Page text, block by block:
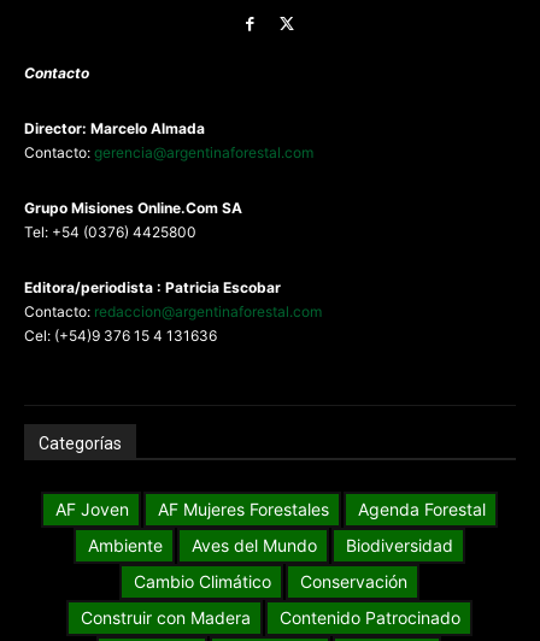
Contacto
Director: Marcelo Almada
Contacto: gerencia@argentinaforestal.com
Grupo Misiones Online.Com SA
Tel: +54 (0376) 4425800
Editora/periodista : Patricia Escobar
Contacto: redaccion@argentinaforestal.com
Cel: (+54)9 376 15 4 131636
Categorías
AF Joven AF Mujeres Forestales
Agenda Forestal
Ambiente
Aves del Mundo
Biodiversidad
Cambio Climático
Conservación
Construir con Madera
Contenido Patrocinado